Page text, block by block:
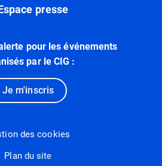
presse
pour les événements
par le CIG :
Je m'inscris
des cookies
Plan du site